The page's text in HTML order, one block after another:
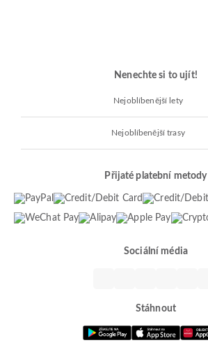
Nenechte si to ujít!
Nejoblíbenější lety
Nejoblíbenější trasy
Přijaté platební metody
Sociální média
Stáhnout